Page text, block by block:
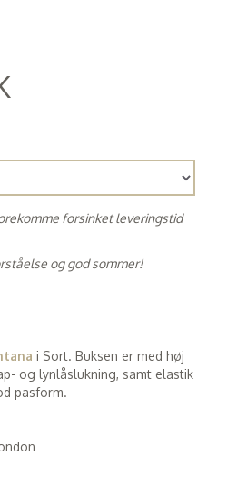
forsinket leveringstid
og god sommer!
i Sort. Buksen er med høj
og lynlåslukning, samt elastik
pasform.